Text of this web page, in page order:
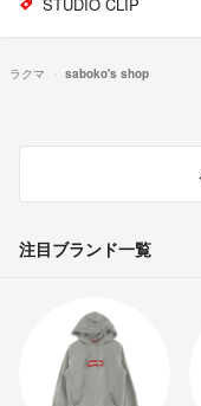
ラクマ saboko's shop
注目ブランド一覧